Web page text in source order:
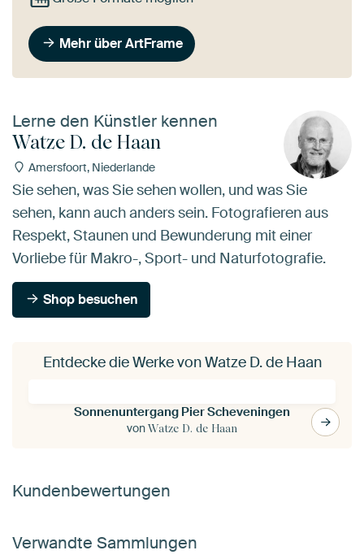
Mehr über ArtFrame
Lerne den Künstler kennen
Watze D. de Haan
Amersfoort, Niederlande
Sie sehen, was Sie sehen wollen, und was Sie
sehen, kann auch anders sein. Fotografieren aus
Respekt, Staunen und Bewunderung mit einer
Vorliebe für Makro-, Sport- und Naturfotografie.
Shop besuchen
Entdecke die Werke von Watze D. de Haan
Sonnenuntergang Pier Scheveningen
vonWatze D. de Haan
Kundenbewertungen
Verwandte Sammlungen